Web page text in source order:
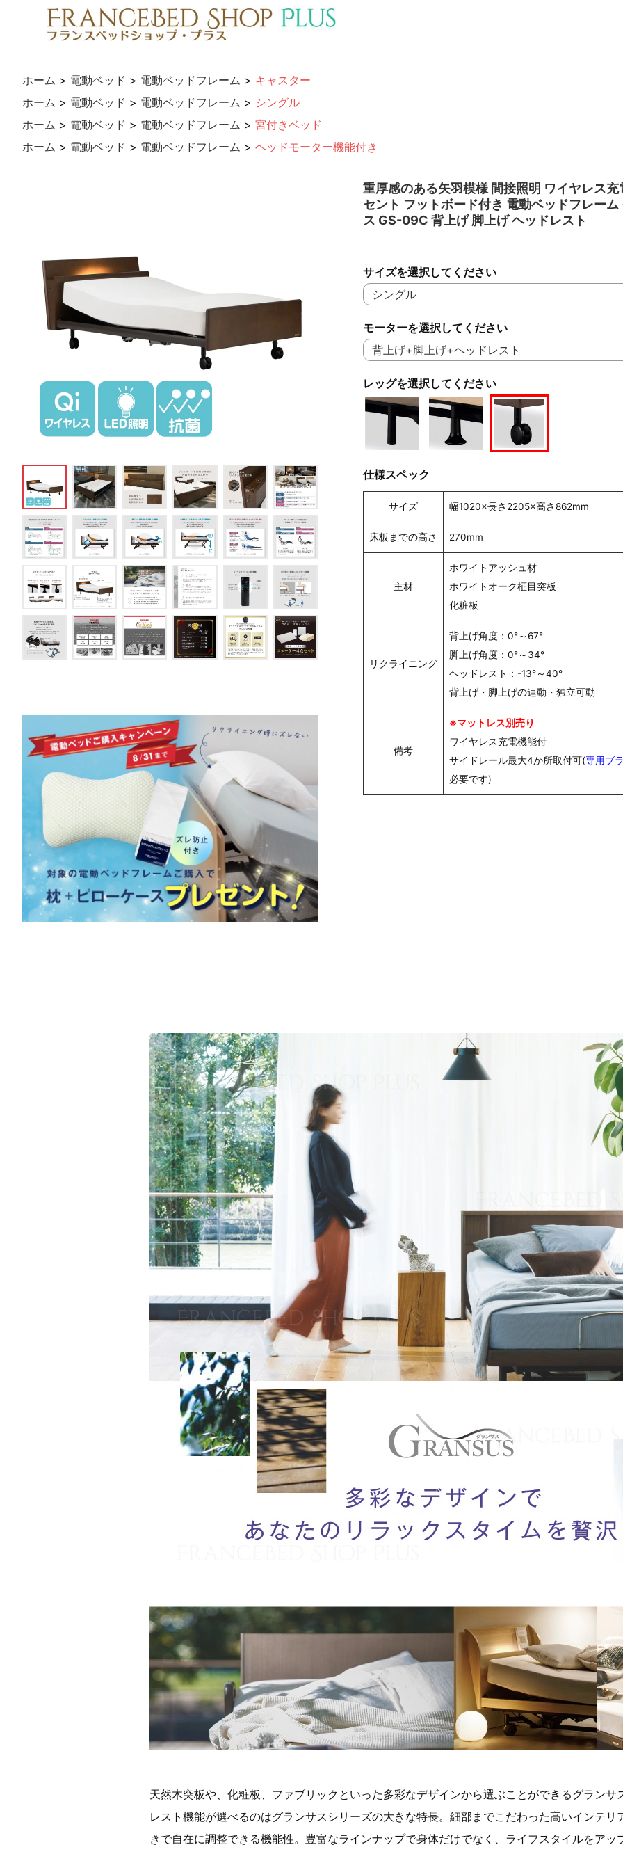
ホーム > 電動ベッド > 電動ベッドフレーム > キャスター
ホーム > 電動ベッド > 電動ベッドフレーム > シングル
ホーム > 電動ベッド > 電動ベッドフレーム > 宮付きベッド
ホーム > 電動ベッド > 電動ベッドフレーム > ヘッドモーター機能付き
重厚感のある矢羽模様 間接照明 ワイヤレス充
セント フットボード付き 電動ベッドフレーム
ス GS-09C 背上げ 脚上げ ヘッドレスト
サイズを選択してください
モーターを選択してください
レッグを選択してください
仕様スペック
サイズ 幅1020×長さ2205×高さ862mm
床板までの高さ 270mm
主材
ホワイトアッシュ材
ホワイトオーク柾目突板
化粧板
リクライニング
背上げ角度：0°～67°
脚上げ角度：0°～34°
ヘッドレスト：-13°～40°
背上げ・脚上げの連動・独立可動
備考
※マットレス別売り
ワイヤレス充電機能付
サイドレール最大4か所取付可(専用ブ
必要です)
天然木突板や、化粧板、ファブリックといった多彩なデザインから選ぶことができるグランサ
レスト機能が選べるのはグランサスシリーズの大きな特長。細部までこだわった高いインテリ
きで自在に調整できる機能性。豊富なラインナップで身体だけでなく、ライフスタイルをアッ